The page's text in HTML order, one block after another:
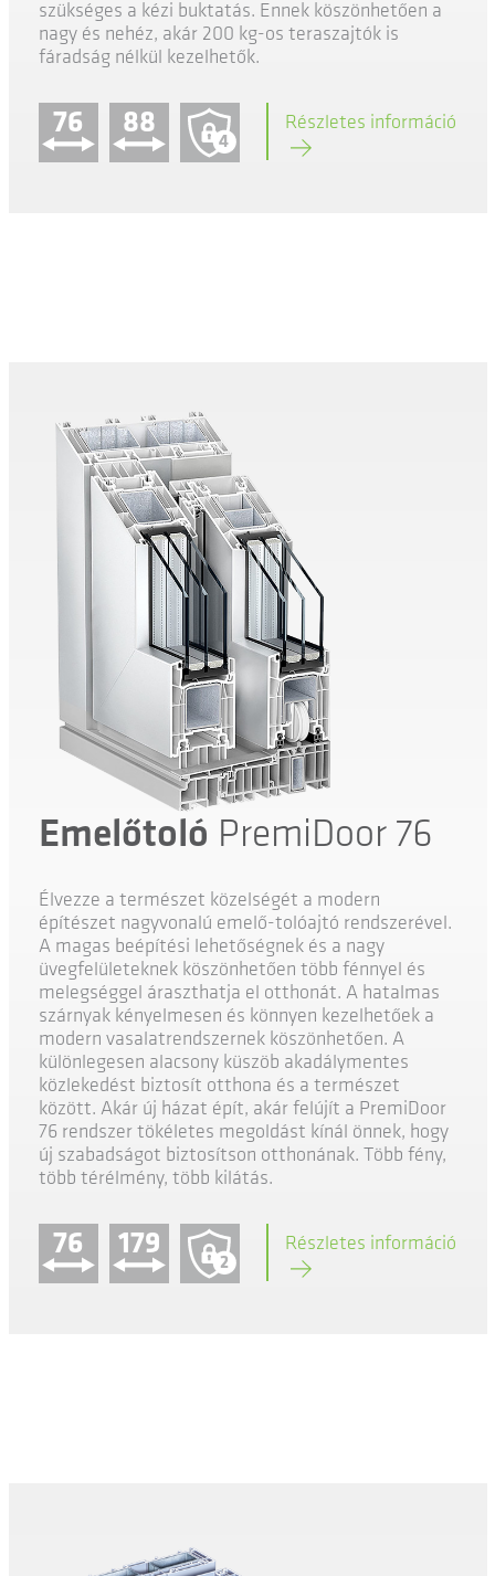
szükséges a kézi buktatás. Ennek köszönhetően a
nagy és nehéz, akár 200 kg-os teraszajtók is
fáradság nélkül kezelhetők.
76 88
4
Részletes információ
Emelőtoló PremiDoor 76
Élvezze a természet közelségét a modern
építészet nagyvonalú emelő-tolóajtó rendszerével.
A magas beépítési lehetőségnek és a nagy
üvegfelületeknek köszönhetően több fénnyel és
melegséggel áraszthatja el otthonát. A hatalmas
szárnyak kényelmesen és könnyen kezelhetőek a
modern vasalatrendszernek köszönhetően. A
különlegesen alacsony küszöb akadálymentes
közlekedést biztosít otthona és a természet
között. Akár új házat épít, akár felújít a PremiDoor
76 rendszer tökéletes megoldást kínál önnek, hogy
új szabadságot biztosítson otthonának. Több fény,
több térélmény, több kilátás.
76 179
2
Részletes információ